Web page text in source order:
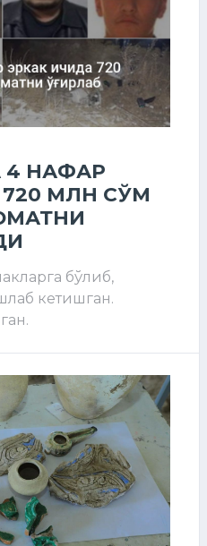
4 НАФАР
МЛН СЎМ
бўлиб,
кетишган.